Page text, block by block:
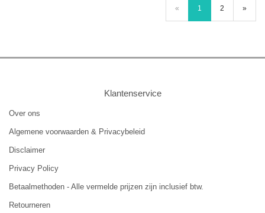
« 1 2 »
Klantenservice
Over ons
Algemene voorwaarden & Privacybeleid
Disclaimer
Privacy Policy
Betaalmethoden - Alle vermelde prijzen zijn inclusief btw.
Retourneren